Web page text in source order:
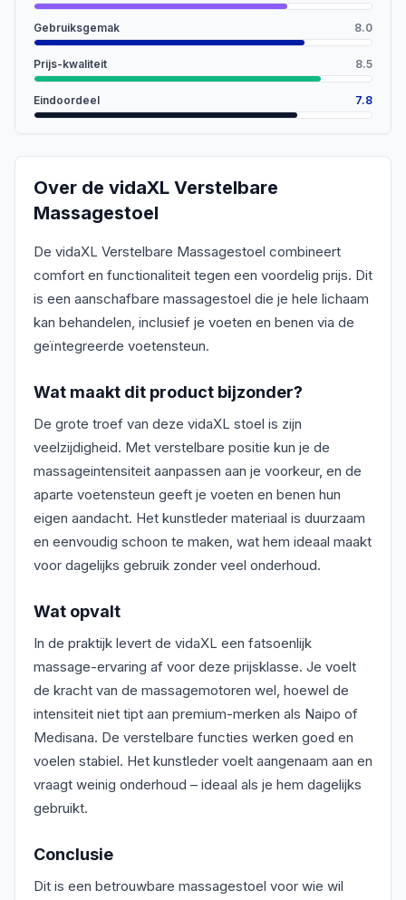
Gebruiksgemak 8.0
Prijs-kwaliteit 8.5
Eindoordeel 7.8
Over de vidaXL Verstelbare
Massagestoel
De vidaXL Verstelbare Massagestoel combineert
comfort en functionaliteit tegen een voordelig prijs. Dit
is een aanschafbare massagestoel die je hele lichaam
kan behandelen, inclusief je voeten en benen via de
geïntegreerde voetensteun.
Wat maakt dit product bijzonder?
De grote troef van deze vidaXL stoel is zijn
veelzijdigheid. Met verstelbare positie kun je de
massageintensiteit aanpassen aan je voorkeur, en de
aparte voetensteun geeft je voeten en benen hun
eigen aandacht. Het kunstleder materiaal is duurzaam
en eenvoudig schoon te maken, wat hem ideaal maakt
voor dagelijks gebruik zonder veel onderhoud.
Wat opvalt
In de praktijk levert de vidaXL een fatsoenlijk
massage-ervaring af voor deze prijsklasse. Je voelt
de kracht van de massagemotoren wel, hoewel de
intensiteit niet tipt aan premium-merken als Naipo of
Medisana. De verstelbare functies werken goed en
voelen stabiel. Het kunstleder voelt aangenaam aan en
vraagt weinig onderhoud – ideaal als je hem dagelijks
gebruikt.
Conclusie
Dit is een betrouwbare massagestoel voor wie wil